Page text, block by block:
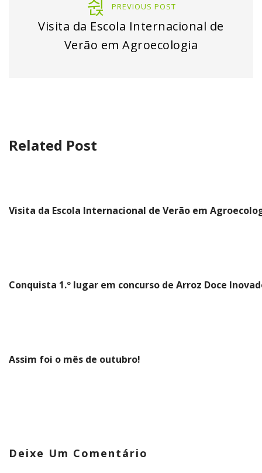
PREVIOUS POST
Visita da Escola Internacional de
Verão em Agroecologia
Related Post
Visita da Escola Internacional de Verão em
Conquista 1.º lugar em concurso de Arroz Doce
Assim foi o mês de outubro!
Deixe Um Comentário